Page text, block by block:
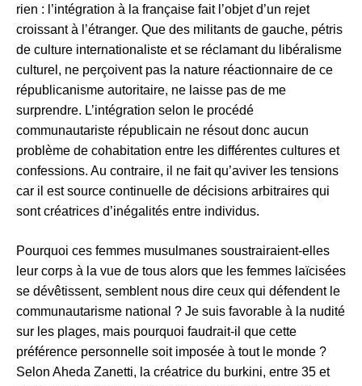
rien : l’intégration à la française fait l’objet d’un rejet
croissant à l’étranger. Que des militants de gauche, pétris
de culture internationaliste et se réclamant du libéralisme
culturel, ne perçoivent pas la nature réactionnaire de ce
républicanisme autoritaire, ne laisse pas de me
surprendre. L’intégration selon le procédé
communautariste républicain ne résout donc aucun
problème de cohabitation entre les différentes cultures et
confessions. Au contraire, il ne fait qu’aviver les tensions
car il est source continuelle de décisions arbitraires qui
sont créatrices d’inégalités entre individus.
Pourquoi ces femmes musulmanes soustrairaient-elles
leur corps à la vue de tous alors que les femmes laïcisées
se dévêtissent, semblent nous dire ceux qui défendent le
communautarisme national ? Je suis favorable à la nudité
sur les plages, mais pourquoi faudrait-il que cette
préférence personnelle soit imposée à tout le monde ?
Selon Aheda Zanetti, la créatrice du burkini, entre 35 et